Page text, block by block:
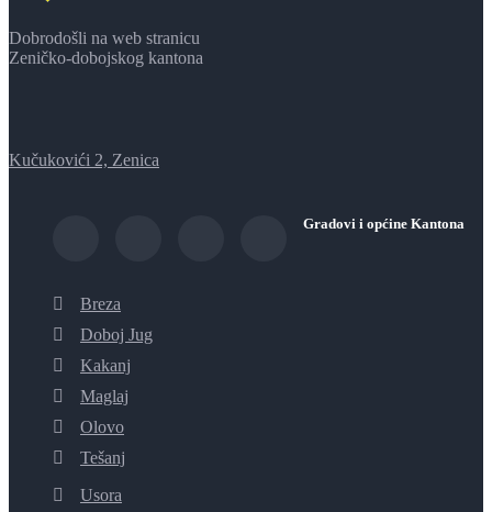
Dobrodošli na web stranicu
Zeničko-dobojskog kantona
Kučukovići 2, Zenica
Gradovi i općine Kantona
Breza
Doboj Jug
Kakanj
Maglaj
Olovo
Tešanj
Usora